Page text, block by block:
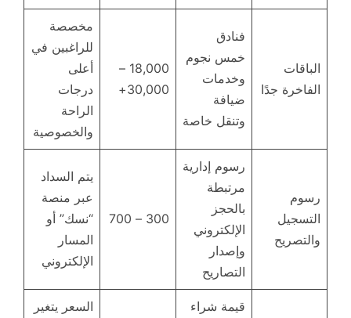
الباقات
الفاخرة جدًا
فنادق
خمس نجوم
وخدمات
ضيافة
وتنقل خاصة
18,000 –
30,000+
مخصصة
للراغبين في
أعلى
درجات
الراحة
والخصوصية
رسوم
التسجيل
والتصريح
رسوم إدارية
مرتبطة
بالحجز
الإلكتروني
وإصدار
التصاريح
300 – 700
يتم السداد
عبر منصة
“نسك” أو
المسار
الإلكتروني
قيمة شراء
السعر يتغير